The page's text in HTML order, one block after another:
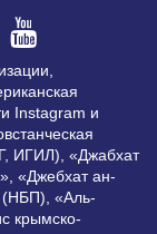
Instagram и
ИГИЛ), «Джабхат
«Джебхат ан-
(НБП), «Аль-
крымско-